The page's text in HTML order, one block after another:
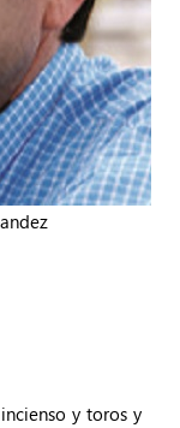
y toros y